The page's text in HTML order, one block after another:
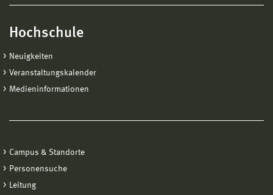
Hochschule
Neuigkeiten
Veranstaltungskalender
Medieninformationen
Campus & Standorte
Personensuche
Leitung